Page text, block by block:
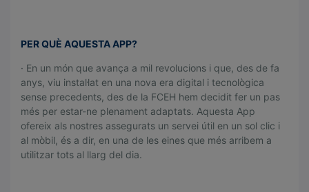
P
PER QUÈ AQUESTA APP?
· En un món que avança a mil revolucions i que, des de fa
anys, viu instal·lat en una nova era digital i tecnològica
sense precedents, des de la FCEH hem decidit fer un pas
més per estar-ne plenament adaptats. Aquesta App
ofereix als nostres assegurats un servei útil en un sol clic i
al mòbil, és a dir, en una de les eines que més arribem a
utilitzar tots al llarg del dia.